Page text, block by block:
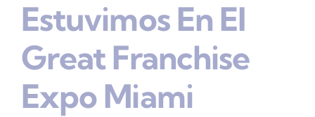
Estuvimos En El
Great Franchise
Expo Miami